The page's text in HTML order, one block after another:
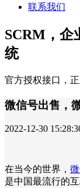
联系我们
SCRM，企
统
官方授权接口，
微信号出售，
2022-12-30
在当今的世界，
是中国最流行的